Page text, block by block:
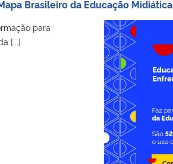
Brasileiro da Educação Midiática
para
[...]